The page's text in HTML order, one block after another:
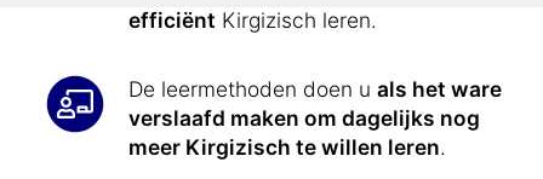
efficiënt Kirgizisch leren.
De leermethoden doen u als het ware
verslaafd maken om dagelijks nog
meer Kirgizisch te willen leren.